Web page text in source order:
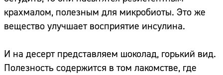
крахмалом, полезным для микробиоты. Это же
вещество улучшает восприятие инсулина.
И на десерт представляем шоколад, горький вид.
Полезность содержится в том лакомстве, где